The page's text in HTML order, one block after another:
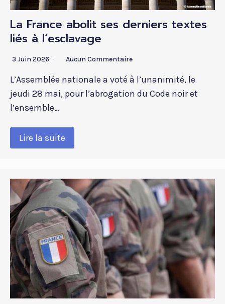
La France abolit ses derniers textes
liés à l’esclavage
3 Juin 2026 Aucun Commentaire
L’Assemblée nationale a voté à l’unanimité, le
jeudi 28 mai, pour l’abrogation du Code noir et
l’ensemble…
Lire la suite